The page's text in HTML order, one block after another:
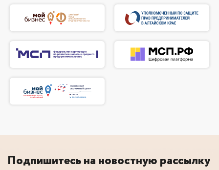
Подпишитесь на новостную рассылку